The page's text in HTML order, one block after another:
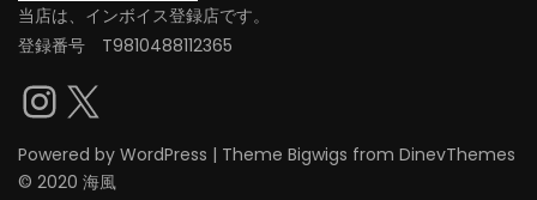
当店は、インボイス登録店です。
登録番号 T9810488112365
Instagram
X
Powered by WordPress | Theme Bigwigs from DinevThemes
© 2020 海風